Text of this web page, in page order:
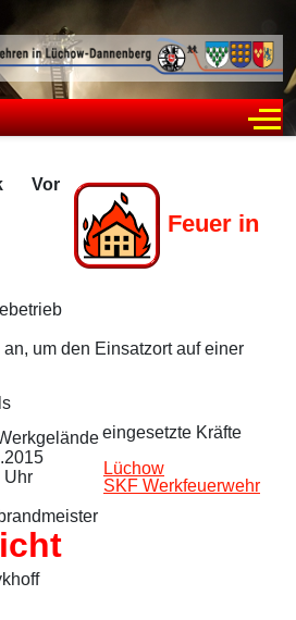
Vor
Feuer in
um den Einsatzort auf einer
Uhr
eingesetzte Kräfte
Lüchow
SKF Werkfeuerwehr